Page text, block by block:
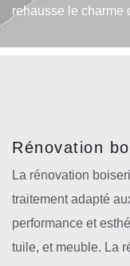
rehausse le charme
Rénovation
La rénovation
traitement adapté
performance et
tuile, et meuble. La